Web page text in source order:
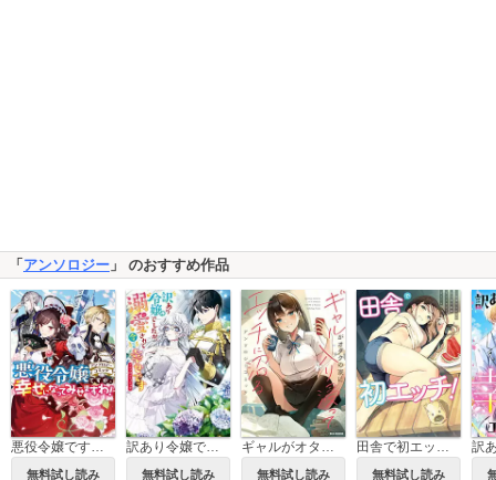
「アンソロジー 」 のおすすめ作品
悪役令嬢ですが、幸せになってみせますわ！ アンソロジーコミック
無料試し読み
訳あり令嬢でしたが、溺愛されて今では幸せです アンソロジーコミック
無料試し読み
ギャルがオタクの家に入り浸ってエッチに沼るアンソロジーコミック
無料試し読み
田舎で初エッチ！
無料試し読み